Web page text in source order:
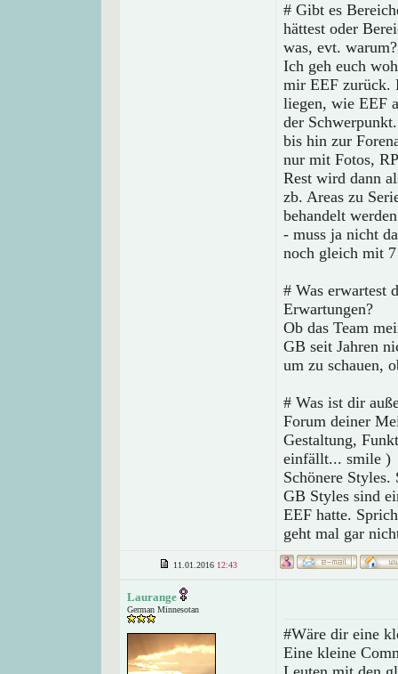
# Gibt es
hättest oder
was, evt. warum?
Ich geh euch
mir EEF zurück.
liegen, wie EEF
der
bis hin zur
nur mit Fotos,
Rest wird dann
zb. Areas zu
behandelt
- muss ja nicht
noch gleich mit
# Was erwartest
Erwartungen?
Ob das Team
GB seit Jahren
um zu schauen,
# Was ist dir
Forum deiner
Gestaltung,
einfällt... smile )
Schönere
GB Styles sind
EEF hatte.
geht mal gar
11.01.2016 12:43
Laurange
German Minnesotan
#Wäre dir eine
Eine kleine